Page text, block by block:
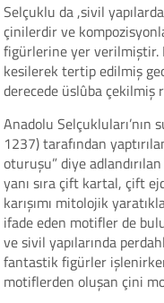
Selçuklu da ,sivil
çinilerdir ve
figürlerine yer verilmiştir.
kesilerek tertip edilmiş
derecede üslûba çekilmiş
Anadolu Selçukluları’nın
1237) tarafından
oturuşu” diye
yanı sıra çift kartal, çift
karışımı mitolojik
ifade eden motifler de
ve sivil yapılarında
fantastik figürler
motiflerden oluşan çini